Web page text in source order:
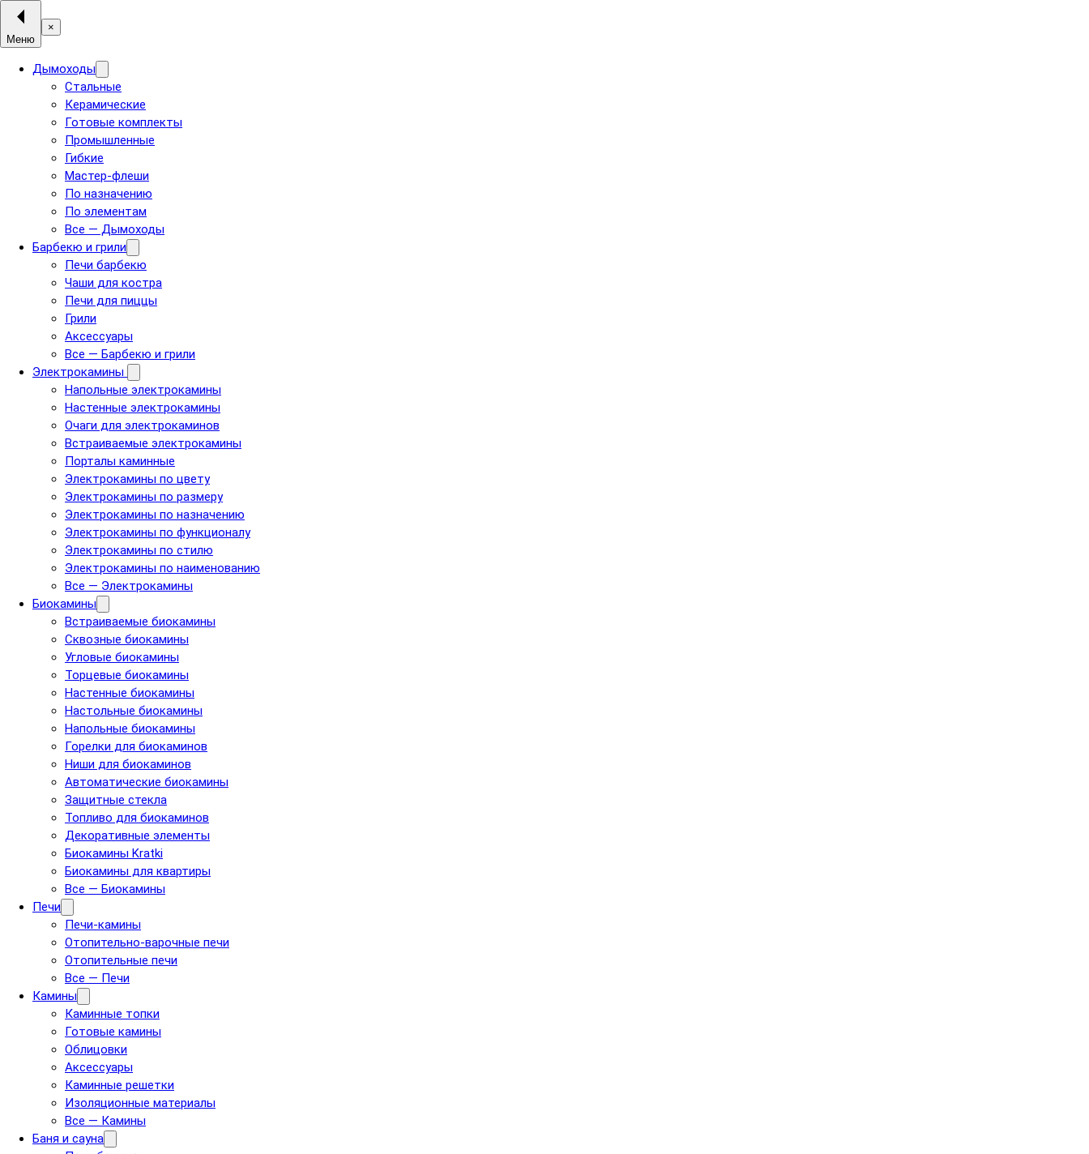
Меню
×
Дымоходы
Стальные
Керамические
Готовые комплекты
Промышленные
Гибкие
Мастер-флеши
По назначению
По элементам
Все — Дымоходы
Барбекю и грили
Печи барбекю
Чаши для костра
Печи для пиццы
Грили
Аксессуары
Все — Барбекю и грили
Электрокамины
Напольные электрокамины
Настенные электрокамины
Очаги для электрокаминов
Встраиваемые электрокамины
Порталы каминные
Электрокамины по цвету
Электрокамины по размеру
Электрокамины по назначению
Электрокамины по функционалу
Электрокамины по стилю
Электрокамины по наименованию
Все — Электрокамины
Биокамины
Встраиваемые биокамины
Сквозные биокамины
Угловые биокамины
Торцевые биокамины
Настенные биокамины
Настольные биокамины
Напольные биокамины
Горелки для биокаминов
Ниши для биокаминов
Автоматические биокамины
Защитные стекла
Топливо для биокаминов
Декоративные элементы
Биокамины Kratki
Биокамины для квартиры
Все — Биокамины
Печи
Печи-камины
Отопительно-варочные печи
Отопительные печи
Все — Печи
Камины
Каминные топки
Готовые камины
Облицовки
Аксессуары
Каминные решетки
Изоляционные материалы
Все — Камины
Баня и сауна